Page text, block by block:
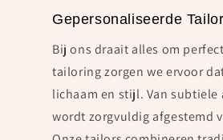
Gepersonaliseerde
Bij ons draait alles om
tailoring zorgen we ervoor
lichaam en stijl. Van
wordt zorgvuldig afgestemd